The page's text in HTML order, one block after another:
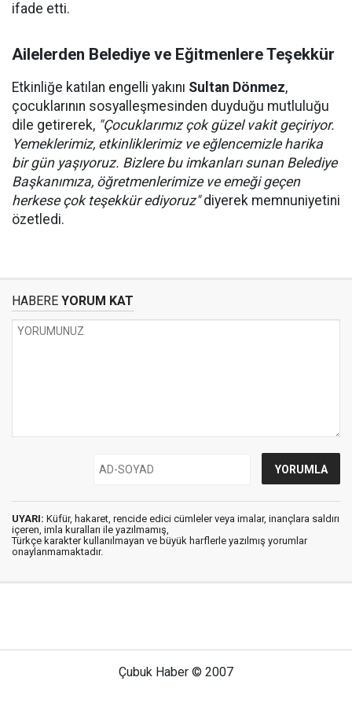
ifade etti.
Ailelerden Belediye ve Eğitmenlere Teşekkür
Etkinliğe katılan engelli yakını Sultan Dönmez,
çocuklarının sosyalleşmesinden duyduğu mutluluğu
dile getirerek, "Çocuklarımız çok güzel vakit geçiriyor.
Yemeklerimiz, etkinliklerimiz ve eğlencemizle harika
bir gün yaşıyoruz. Bizlere bu imkanları sunan Belediye
Başkanımıza, öğretmenlerimize ve emeği geçen
herkese çok teşekkür ediyoruz"diyerek memnuniyetini
özetledi.
HABERE YORUM KAT
UYARI: Küfür, hakaret, rencide edici cümleler veya imalar, inançlara saldırı
içeren, imla kuralları ile yazılmamış,
Türkçe karakter kullanılmayan ve büyük harflerle yazılmış yorumlar
onaylanmamaktadır.
Çubuk Haber © 2007